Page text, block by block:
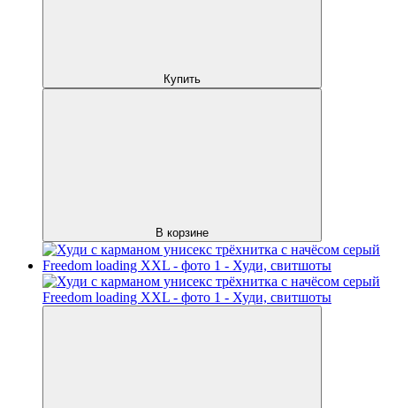
Купить
В корзине